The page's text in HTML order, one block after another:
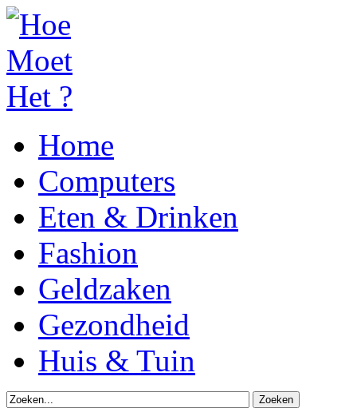
Home
Computers
Eten & Drinken
Fashion
Geldzaken
Gezondheid
Huis & Tuin